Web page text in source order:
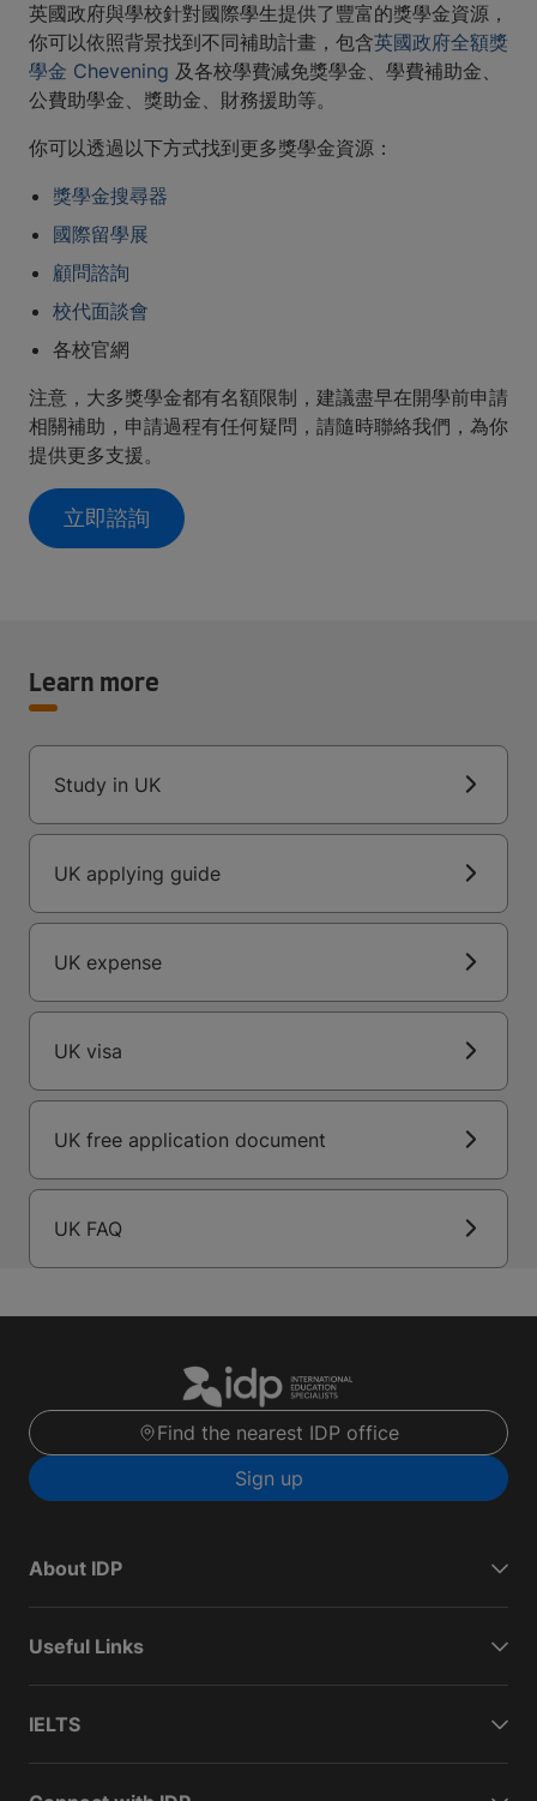
英國政府與學校針對國際學生提供了豐富的獎學金資源，
你可以依照背景找到不同補助計畫，包含英國政府全額獎
學金 Chevening 及各校學費減免獎學金、學費補助金、
公費助學金、獎助金、財務援助等。
你可以透過以下方式找到更多獎學金資源：
獎學金搜尋器
國際留學展
顧問諮詢
校代面談會
各校官網
注意，大多獎學金都有名額限制，建議盡早在開學前申請
相關補助，申請過程有任何疑問，請隨時聯絡我們，為你
提供更多支援。
立即諮詢
Learn more
Study in UK
UK applying guide
UK expense
UK visa
UK free application document
UK FAQ
Find the nearest IDP office
Sign up
About IDP
Useful Links
IELTS